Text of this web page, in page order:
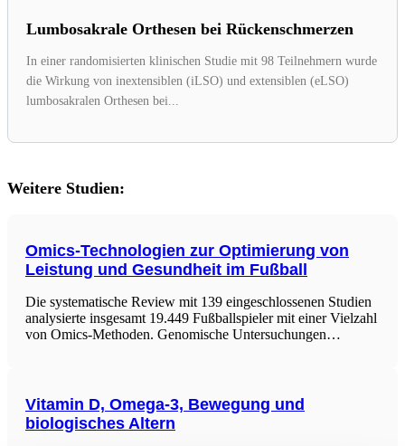
Lumbosakrale Orthesen bei Rückenschmerzen
In einer randomisierten klinischen Studie mit 98 Teilnehmern wurde
die Wirkung von inextensiblen (iLSO) und extensiblen (eLSO)
lumbosakralen Orthesen bei...
Weitere Studien:
Omics-Technologien zur Optimierung von
Leistung und Gesundheit im Fußball
Die systematische Review mit 139 eingeschlossenen Studien
analysierte insgesamt 19.449 Fußballspieler mit einer Vielzahl
von Omics-Methoden. Genomische Untersuchungen
andere.
Vitamin D, Omega-3, Bewegung und
biologisches Altern